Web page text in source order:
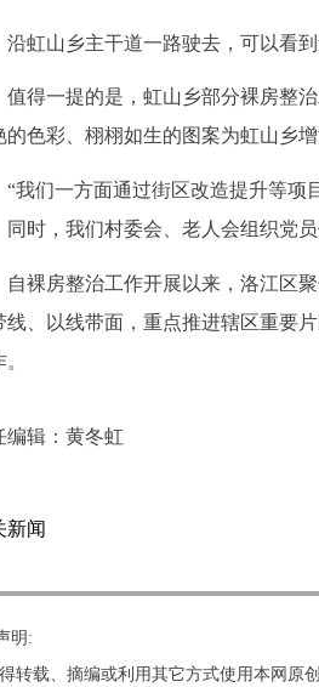
沿虹山乡主干道一路驶去，可以看
值得一提的是，虹山乡部分裸房整
的色彩、栩栩如生的图案为虹山乡
“我们一方面通过街区改造提升等
同时，我们村委会、老人会组织党
自裸房整治工作开展以来，洛江区
线、以线带面，重点推进辖区重要
编辑： 黄冬虹
新闻
明:
转载、摘编或利用其它方式使用本网原